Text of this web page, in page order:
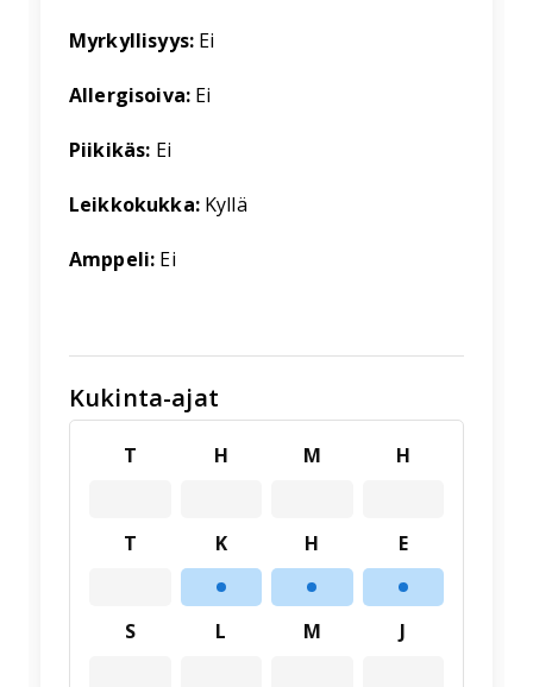
Myrkyllisyys: Ei
Allergisoiva: Ei
Piikikäs: Ei
Leikkokukka: Kyllä
Amppeli: Ei
Kukinta-ajat
T H M H
T K H E
S L M J